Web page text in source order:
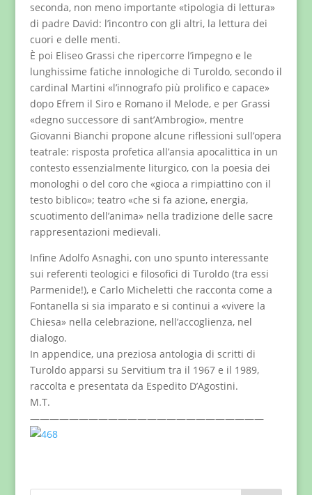
seconda, non meno importante «tipologia di lettura»
di padre David: l’incontro con gli altri, la lettura dei
cuori e delle menti.
È poi Eliseo Grassi che ripercorre l’impegno e le
lunghissime fatiche innologiche di Turoldo, secondo il
cardinal Martini «l’innografo più prolifico e capace»
dopo Efrem il Siro e Romano il Melode, e per Grassi
«degno successore di sant’Ambrogio», mentre
Giovanni Bianchi propone alcune riflessioni sull’opera
teatrale: risposta profetica all’ansia apocalittica in un
contesto essenzialmente liturgico, con la poesia dei
monologhi o del coro che «gioca a rimpiattino con il
testo biblico»; teatro «che si fa azione, energia,
scuotimento dell’anima» nella tradizione delle sacre
rappresentazioni medievali.
Infine Adolfo Asnaghi, con uno spunto interessante
sui referenti teologici e filosofici di Turoldo (tra essi
Parmenide!), e Carlo Micheletti che racconta come a
Fontanella si sia imparato e si continui a «vivere la
Chiesa» nella celebrazione, nell’accoglienza, nel
dialogo.
In appendice, una preziosa antologia di scritti di
Turoldo apparsi su Servitium tra il 1967 e il 1989,
raccolta e presentata da Espedito D’Agostini.
M.T.
————————————————————————